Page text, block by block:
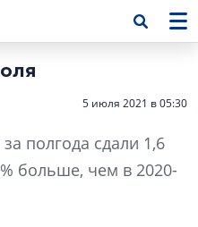
5 июля 2021 в 05:30
полгода сдали 1,6
больше, чем в 2020-